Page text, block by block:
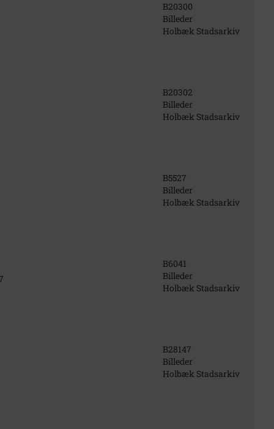
B20300
Billeder
Holbæk Stadsarkiv
B20302
Billeder
Holbæk Stadsarkiv
B5527
Billeder
Holbæk Stadsarkiv
B6041
Billeder
Holbæk Stadsarkiv
B28147
Billeder
Holbæk Stadsarkiv